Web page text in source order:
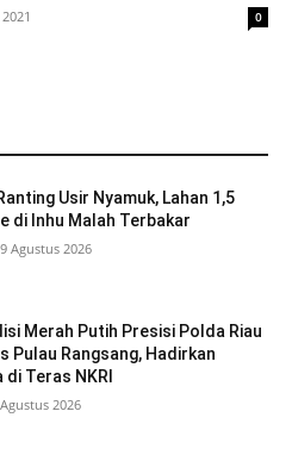
0
Usir Nyamuk, Lahan 1,5
di Inhu Malah Terbakar
Agustus 2026
Merah Putih Presisi Polda Riau
Pulau Rangsang, Hadirkan
di Teras NKRI
2026